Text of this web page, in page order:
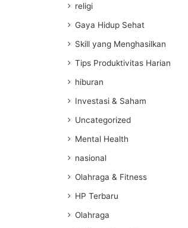
religi
Gaya Hidup Sehat
Skill yang Menghasilkan
Tips Produktivitas Harian
hiburan
Investasi & Saham
Uncategorized
Mental Health
nasional
Olahraga & Fitness
HP Terbaru
Olahraga